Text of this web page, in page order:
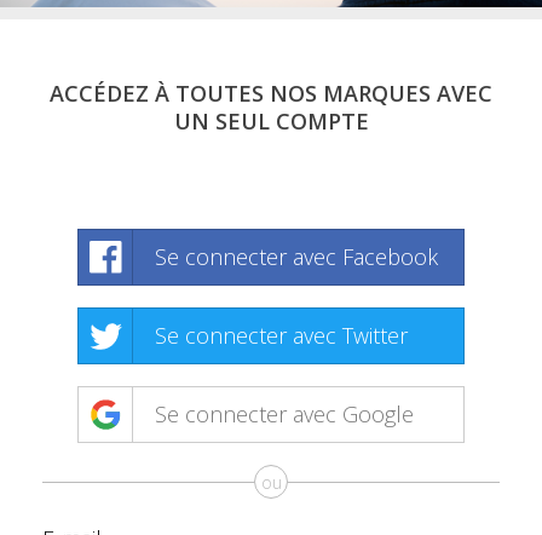
ACCÉDEZ À TOUTES NOS MARQUES AVEC
UN SEUL COMPTE
Se connecter avec Facebook
Se connecter avec Twitter
Se connecter avec Google
ou